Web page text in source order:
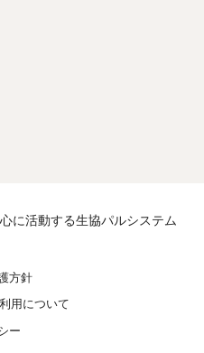
に活動する生協パルシステム
方針
用について
ー